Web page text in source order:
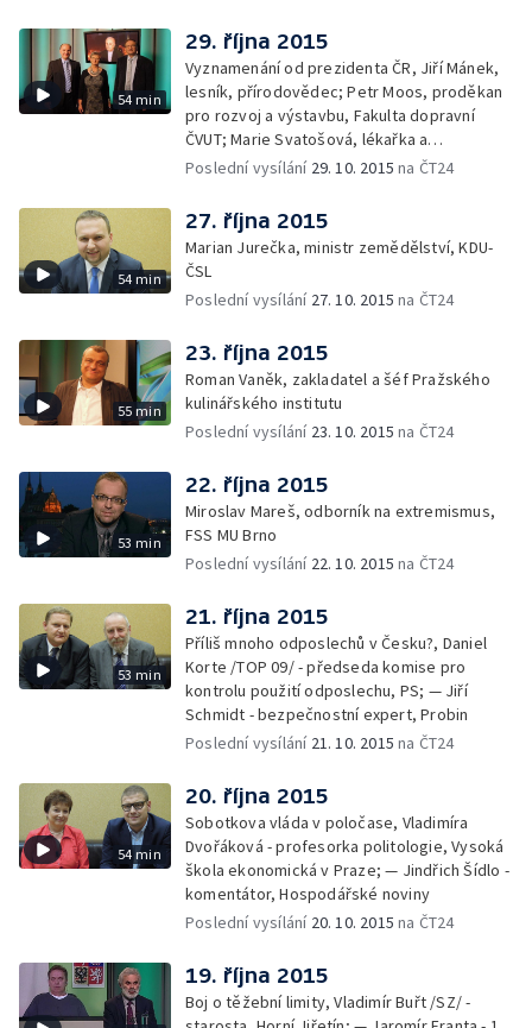
54 min
29. října 2015
Vyznamenání od prezidenta ČR, Jiří Mánek,
lesník, přírodovědec; Petr Moos, proděkan
pro rozvoj a výstavbu, Fakulta dopravní
ČVUT; Marie Svatošová, lékařka a
zakladatelka Českého hospicového hnutí;
Poslední vysílání 29. 10. 2015 na ČT24
54 min
27. října 2015
Marian Jurečka, ministr zemědělství, KDU-
ČSL
Poslední vysílání 27. 10. 2015 na ČT24
55 min
23. října 2015
Roman Vaněk, zakladatel a šéf Pražského
kulinářského institutu
Poslední vysílání 23. 10. 2015 na ČT24
53 min
22. října 2015
Miroslav Mareš, odborník na extremismus,
FSS MU Brno
Poslední vysílání 22. 10. 2015 na ČT24
53 min
21. října 2015
Příliš mnoho odposlechů v Česku?, Daniel
Korte /TOP 09/ - předseda komise pro
kontrolu použití odposlechu, PS; — Jiří
Schmidt - bezpečnostní expert, Probin
Poslední vysílání 21. 10. 2015 na ČT24
54 min
20. října 2015
Sobotkova vláda v poločase, Vladimíra
Dvořáková - profesorka politologie, Vysoká
škola ekonomická v Praze; — Jindřich Šídlo -
komentátor, Hospodářské noviny
Poslední vysílání 20. 10. 2015 na ČT24
19. října 2015
Boj o těžební limity, Vladimír Buřt /SZ/ -